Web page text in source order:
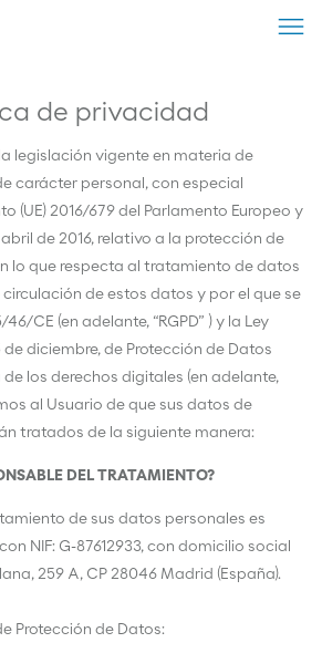
de privacidad
legislación vigente en materia de
carácter personal, con especial
(UE) 2016/679 del Parlamento Europeo y
de 2016, relativo a la protección de
lo que respecta al tratamiento de datos
de estos datos y por el que se
CE (en adelante, “RGPD” ) y la Ley
de diciembre, de Protección de Datos
los derechos digitales (en adelante,
al Usuario de que sus datos de
tratados de la siguiente manera:
DEL TRATAMIENTO?
de sus datos personales es
NIF: G-87612933, con domicilio social
259 A, CP 28046 Madrid (España).
Protección de Datos: